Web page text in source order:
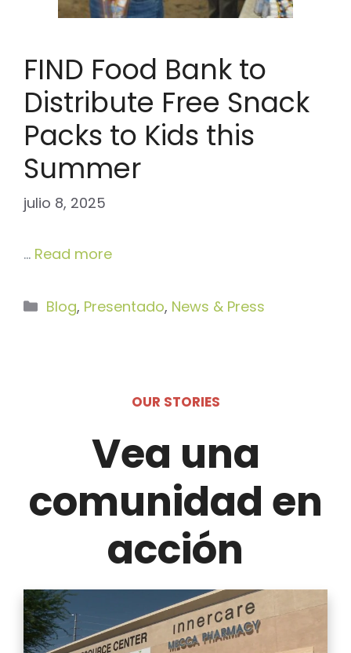
FIND Food Bank to
Distribute Free Snack
Packs to Kids this
Summer
julio 8, 2025
… Read more
Categorías
Blog, Presentado, News & Press
OUR STORIES
Vea una
comunidad en
acción